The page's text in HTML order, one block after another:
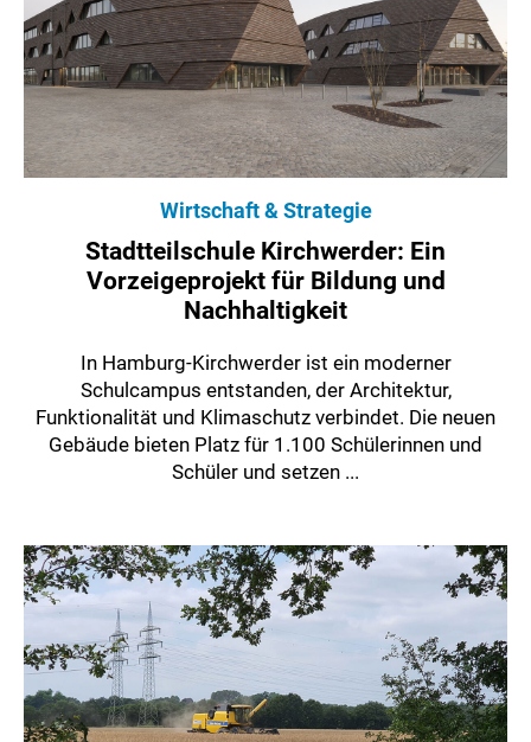
Wirtschaft & Strategie
Stadtteilschule Kirchwerder: Ein
Vorzeigeprojekt für Bildung und
Nachhaltigkeit
In Hamburg-Kirchwerder ist ein moderner
Schulcampus entstanden, der Architektur,
Funktionalität und Klimaschutz verbindet. Die neuen
Gebäude bieten Platz für 1.100 Schülerinnen und
Schüler und setzen ...